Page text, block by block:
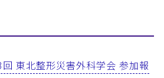
東北整形災害外科学会 参加報